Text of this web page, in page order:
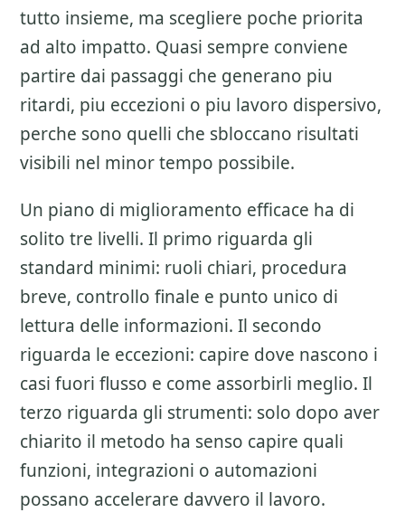
tutto insieme, ma scegliere poche priorita
ad alto impatto. Quasi sempre conviene
partire dai passaggi che generano piu
ritardi, piu eccezioni o piu lavoro dispersivo,
perche sono quelli che sbloccano risultati
visibili nel minor tempo possibile.
Un piano di miglioramento efficace ha di
solito tre livelli. Il primo riguarda gli
standard minimi: ruoli chiari, procedura
breve, controllo finale e punto unico di
lettura delle informazioni. Il secondo
riguarda le eccezioni: capire dove nascono i
casi fuori flusso e come assorbirli meglio. Il
terzo riguarda gli strumenti: solo dopo aver
chiarito il metodo ha senso capire quali
funzioni, integrazioni o automazioni
possano accelerare davvero il lavoro.